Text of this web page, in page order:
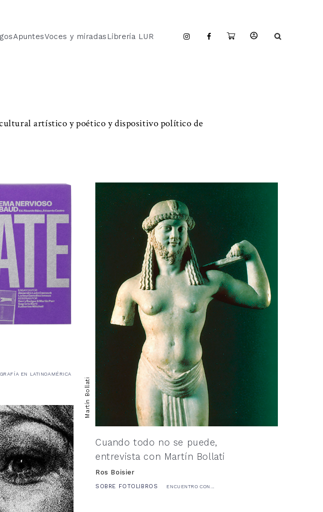
ApuntesVoces y miradasLibrería LUR
artístico y poético y dispositivo político de
EN LATINOAMÉRICA
Martín Bollati
Cuando todo no se puede,
entrevista con Martín Bollati
Ros Boisier
SOBRE FOTOLIBROS ENCUENTRO CON...